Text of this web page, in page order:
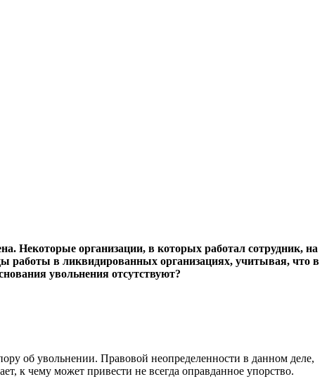
Некоторые организации, в которых работал сотрудник, на
работы в ликвидированных организациях, учитывая, что в
увольнения отсутствуют?
об увольнении. Правовой неопределенности в данном деле,
к чему может привести не всегда оправданное упорство.